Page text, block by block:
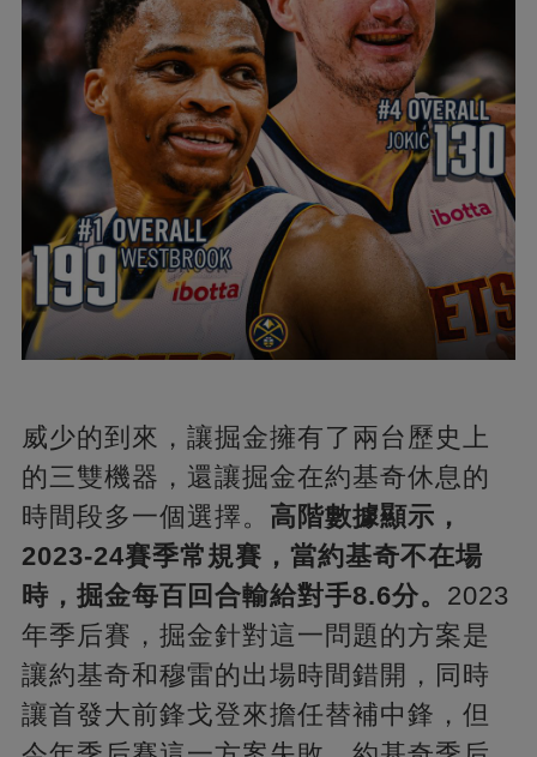
威少的到來，讓掘金擁有了兩台歷史上
的三雙機器，還讓掘金在約基奇休息的
時間段多一個選擇。 高階數據顯示，
2023-24賽季常規賽，當約基奇不在場
時，掘金每百回合輸給對手8.6分。 2023
年季后賽，掘金針對這一問題的方案是
讓約基奇和穆雷的出場時間錯開，同時
讓首發大前鋒戈登來擔任替補中鋒，但